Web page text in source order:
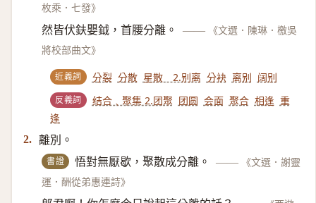
枚乘．七發》
然皆伏鈇嬰鉞，首腰分離。 ——
《文選．陳琳．檄吳
將校部曲文》
近義詞 分裂 分散 星散 2.别离 分袂 离别 阔别
反義詞 结合﹑聚集 2.团聚 团圆 会面 聚合 相逢 重
逢
2. 離別。
書證 悟對無厭歇，聚散成分離。 ——
《文選．謝靈
運．酬從弟惠連詩》